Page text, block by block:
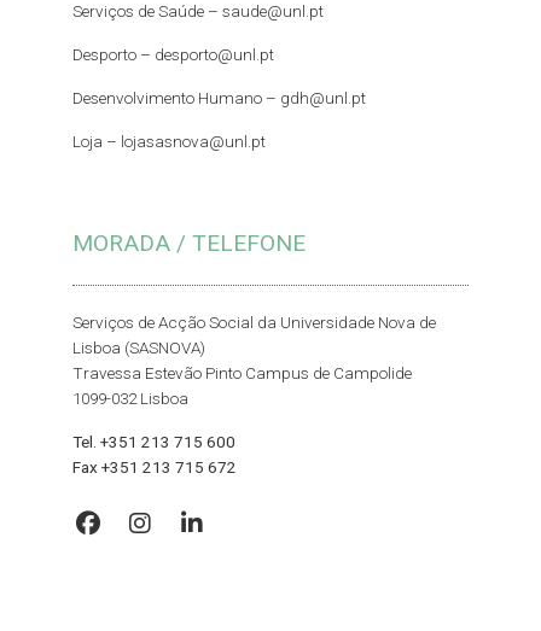
Serviços de Saúde – saude@unl.pt
Desporto – desporto@unl.pt
Desenvolvimento Humano – gdh@unl.pt
Loja – lojasasnova@unl.pt
MORADA / TELEFONE
Serviços de Acção Social da Universidade Nova de
Lisboa (SASNOVA)
Travessa Estevão Pinto Campus de Campolide
1099-032 Lisboa
Tel. +351 213 715 600
Fax +351 213 715 672